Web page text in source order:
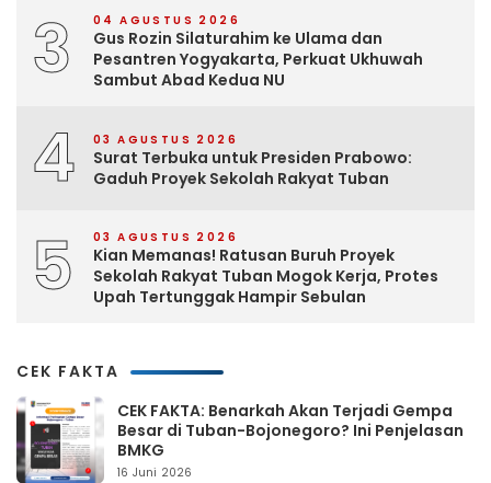
3 04 AGUSTUS 2026
Gus Rozin Silaturahim ke Ulama dan
Pesantren Yogyakarta, Perkuat Ukhuwah
Sambut Abad Kedua NU
4 03 AGUSTUS 2026
Surat Terbuka untuk Presiden Prabowo:
Gaduh Proyek Sekolah Rakyat Tuban
5 03 AGUSTUS 2026
Kian Memanas! Ratusan Buruh Proyek
Sekolah Rakyat Tuban Mogok Kerja, Protes
Upah Tertunggak Hampir Sebulan
CEK FAKTA
CEK FAKTA: Benarkah Akan Terjadi Gempa
Besar di Tuban-Bojonegoro? Ini Penjelasan
BMKG
16 Juni 2026